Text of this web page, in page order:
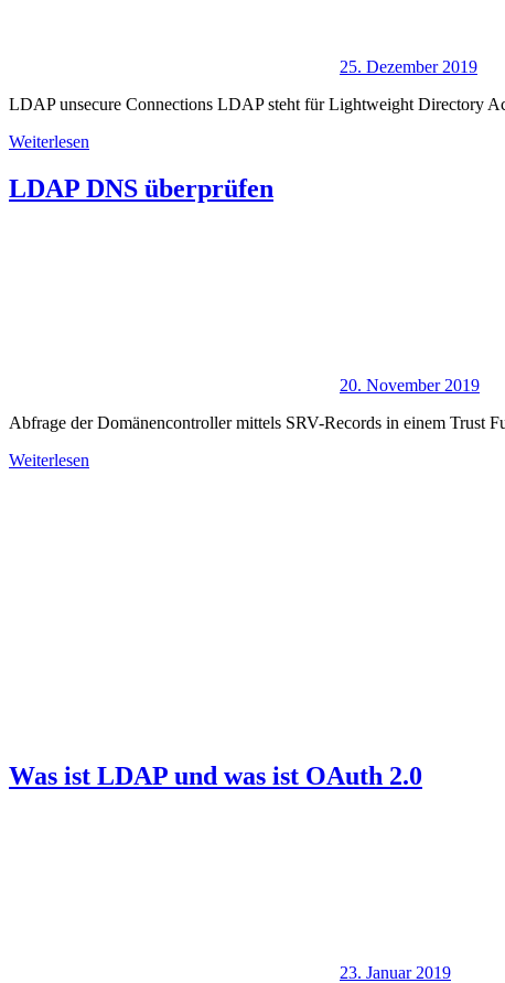
25. Dezember 2019
LDAP unsecure Connections LDAP steht für Lightweight Directory
Weiterlesen
LDAP DNS überprüfen
20. November 2019
Abfrage der Domänencontroller mittels SRV-Records in einem Trust
Weiterlesen
Was ist LDAP und was ist OAuth 2.0
23. Januar 2019